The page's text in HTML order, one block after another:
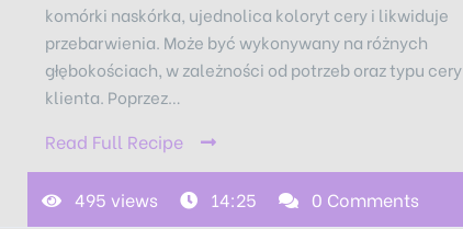
komórki naskórka, ujednolica koloryt cery i likwiduje
przebarwienia. Może być wykonywany na różnych
głębokościach, w zależności od potrzeb oraz typu cery
klienta. Poprzez…
Read Full Recipe
495 views 14:25 0 Comments